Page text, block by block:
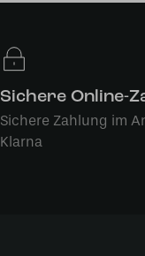
Sichere Online-
Sichere Zahlung im
Klarna